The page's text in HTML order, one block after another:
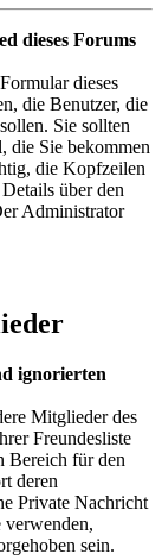
dieses Forums
dieses
die Benutzer, die
Sie sollten
die Sie bekommen
die Kopfzeilen
über den
Administrator
ignorierten
Mitglieder des
Freundesliste
Bereich für den
deren
Private Nachricht
verwenden,
sein.